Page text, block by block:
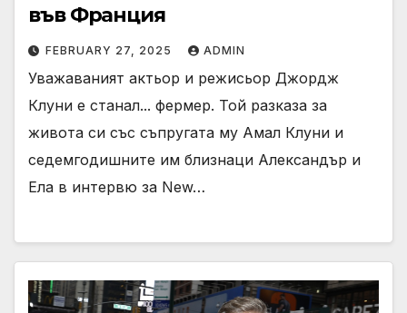
във Франция
FEBRUARY 27, 2025 ADMIN
Уважаваният актьор и режисьор Джордж
Клуни е станал... фермер. Той разказа за
живота си със съпругата му Амал Клуни и
седемгодишните им близнаци Александър и
Ела в интервю за New…